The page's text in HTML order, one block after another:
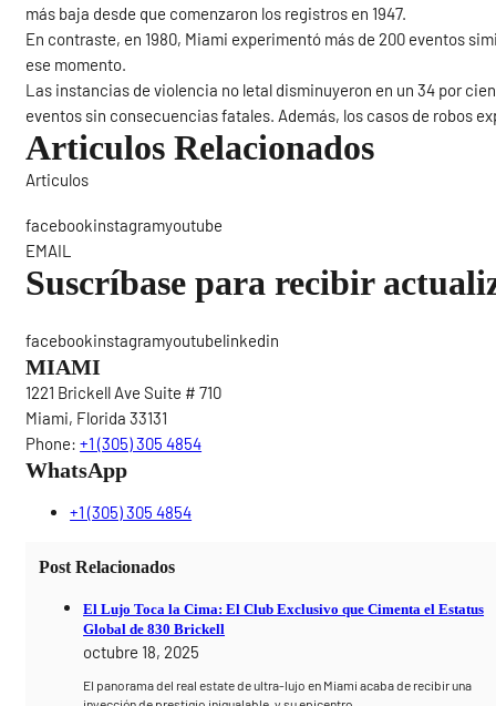
más baja desde que comenzaron los registros en 1947.
En contraste, en 1980, Miami experimentó más de 200 eventos
ese momento.
Las instancias de violencia no letal disminuyeron en un 34 por
eventos sin consecuencias fatales. Además, los casos de robos
Articulos Relacionados
Articulos
facebookinstagramyoutube
EMAIL
Suscríbase para recibir
facebookinstagramyoutubelinkedin
MIAMI
1221 Brickell Ave Suite # 710
Miami, Florida 33131
Phone: +1 (305) 305 4854
WhatsApp
+1 (305) 305 4854
Post Relacionados
El Lujo Toca la Cima: El Club Exclusivo que Cimenta el Estatus
Global de 830 Brickell
octubre 18, 2025
El panorama del real estate de ultra-lujo en Miami acaba de recibir una